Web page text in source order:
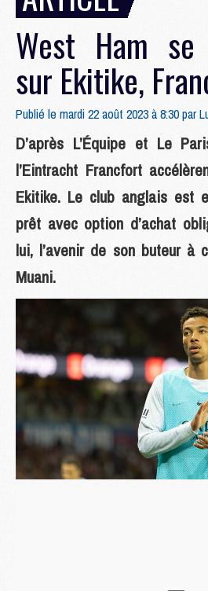
West Ham se
sur Ekitike,
Publié le mardi 22 août 2023 à 8:30 par
D’après L’Équipe et Le
l’Eintracht Francfort
Ekitike. Le club anglais est
prêt avec option d’achat
lui, l’avenir de son buteur à
Muani.